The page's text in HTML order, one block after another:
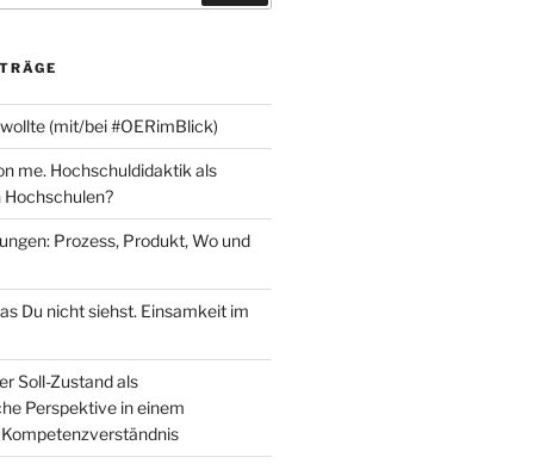
(mit/bei #OERimBlick)
me. Hochschuldidaktik als
Prozess, Produkt, Wo und
Du nicht siehst. Einsamkeit im
Soll-Zustand als
Perspektive in einem